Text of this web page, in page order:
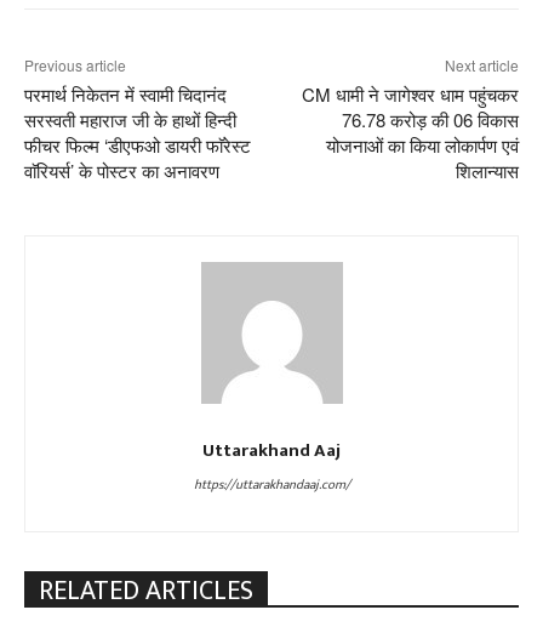
Previous article
परमार्थ निकेतन में स्वामी चिदानंद
सरस्वती महाराज जी के हाथों हिन्दी
फीचर फिल्म ‘डीएफओ डायरी फाॅरेस्ट
वाॅरियर्स’ के पोस्टर का अनावरण
Next article
CM धामी ने जागेश्वर धाम पहुंचकर
76.78 करोड़ की 06 विकास
योजनाओं का किया लोकार्पण एवं
शिलान्यास
Uttarakhand Aaj
https://uttarakhandaaj.com/
RELATED ARTICLES